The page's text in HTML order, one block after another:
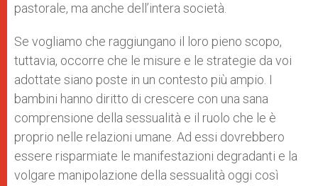
pastorale, ma anche dell’intera società.
Se vogliamo che raggiungano il loro pieno scopo,
tuttavia, occorre che le misure e le strategie da voi
adottate siano poste in un contesto più ampio. I
bambini hanno diritto di crescere con una sana
comprensione della sessualità e il ruolo che le è
proprio nelle relazioni umane. Ad essi dovrebbero
essere risparmiate le manifestazioni degradanti e la
volgare manipolazione della sessualità oggi così